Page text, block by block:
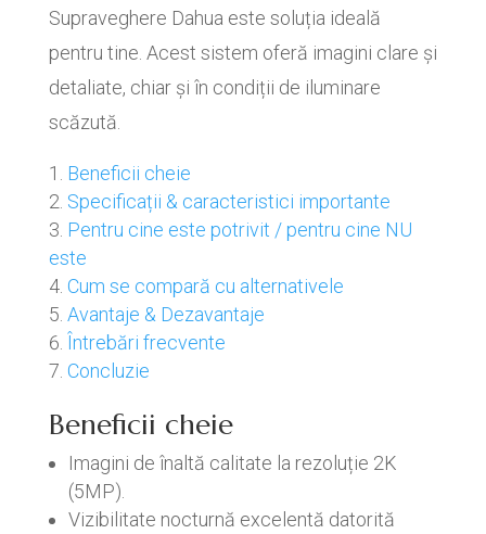
Supraveghere Dahua este soluția ideală
pentru tine. Acest sistem oferă imagini clare și
detaliate, chiar și în condiții de iluminare
scăzută.
Beneficii cheie
Specificații & caracteristici importante
Pentru cine este potrivit / pentru cine NU
este
Cum se compară cu alternativele
Avantaje & Dezavantaje
Întrebări frecvente
Concluzie
Beneficii cheie
Imagini de înaltă calitate la rezoluție 2K
(5MP).
Vizibilitate nocturnă excelentă datorită